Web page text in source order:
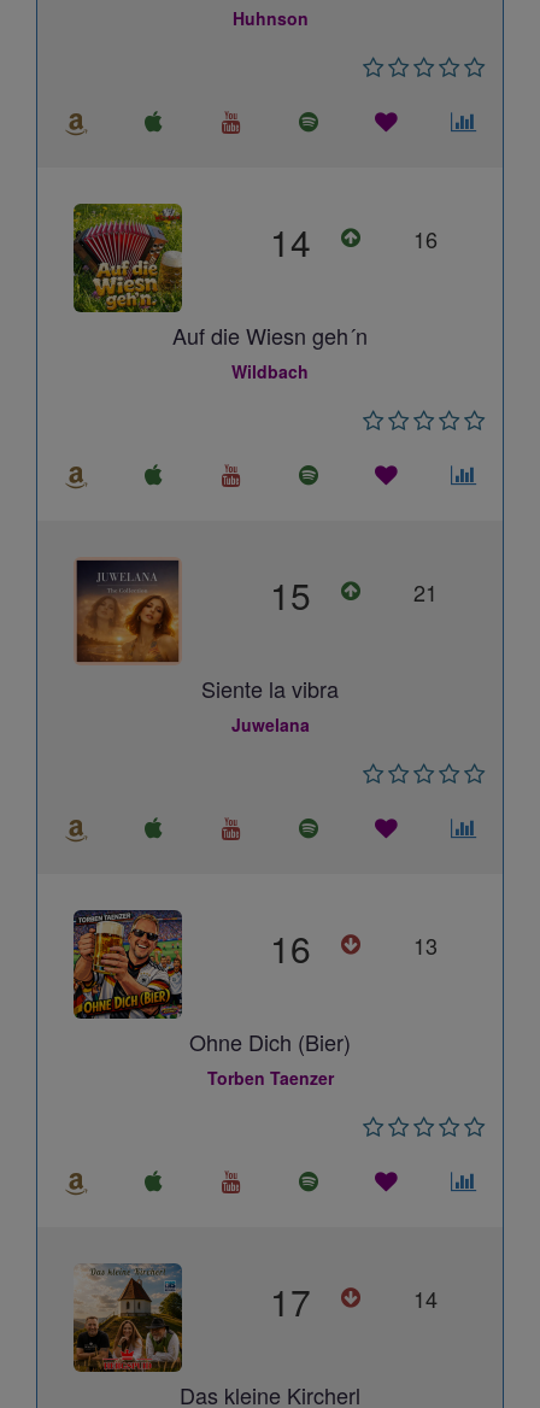
Huhnson
14 16
Auf die Wiesn geh´n
Wildbach
15 21
Siente la vibra
Juwelana
16 13
Ohne Dich (Bier)
Torben Taenzer
17 14
Das kleine Kircherl